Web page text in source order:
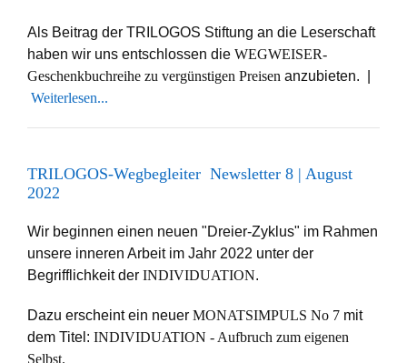
Als Beitrag der TRILOGOS Stiftung an die Leserschaft
haben wir uns entschlossen die WEGWEISER-
Geschenkbuchreihe zu vergünstigen Preisen anzubieten. |
Weiterlesen...
TRILOGOS-Wegbegleiter Newsletter 8 | August
2022
Wir beginnen einen neuen "Dreier-Zyklus" im Rahmen
unsere inneren Arbeit im Jahr 2022 unter der
Begrifflichkeit der INDIVIDUATION.
Dazu erscheint ein neuer MONATSIMPULS No 7 mit
dem Titel: INDIVIDUATION - Aufbruch zum eigenen
Selbst.